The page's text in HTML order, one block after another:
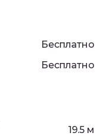
Бесплатно
Бесплатно
19.5 м